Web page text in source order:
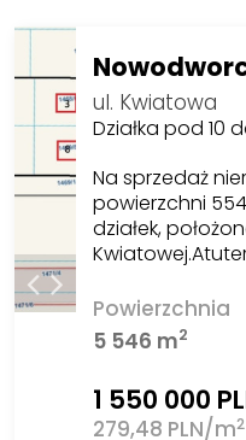
ul. Kwiatowa
Działka pod 10
Na sprzedaż
powierzchni
działek,
Powierzchnia
5 546 m2
1 550 000
279,48 PLN/m2